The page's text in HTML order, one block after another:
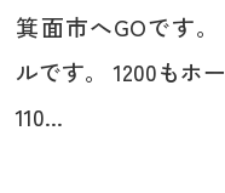
箕面市へGOです
ルです。 1200もホ
110...